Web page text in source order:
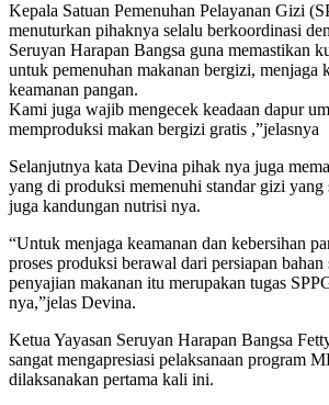
Kepala Satuan Pemenuhan Pelayanan Gizi
menuturkan pihaknya selalu berkoordinasi
Seruyan Harapan Bangsa guna memastikan
untuk pemenuhan makanan bergizi, menjaga
keamanan pangan.
Kami juga wajib mengecek keadaan dapur
memproduksi makan bergizi gratis ,”jelasnya
Selanjutnya kata Devina pihak nya juga
yang di produksi memenuhi standar gizi yang
juga kandungan nutrisi nya.
“Untuk menjaga keamanan dan kebersihan
proses produksi berawal dari persiapan bahan
penyajian makanan itu merupakan tugas
nya,”jelas Devina.
Ketua Yayasan Seruyan Harapan Bangsa
sangat mengapresiasi pelaksanaan program
dilaksanakan pertama kali ini.